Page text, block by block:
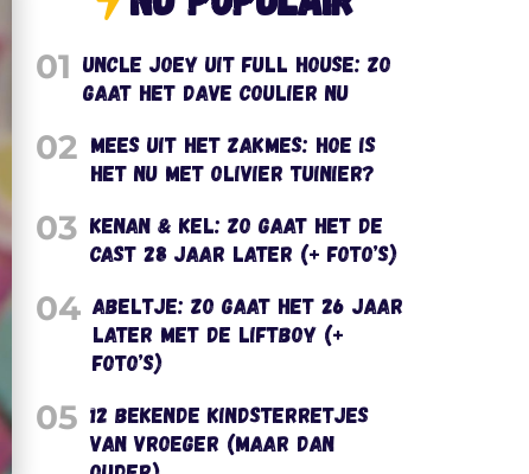
01 Uncle Joey uit Full House: zo
gaat het Dave Coulier nu
02 Mees uit het Zakmes: hoe is
het nu met Olivier Tuinier?
03 Kenan & Kel: zo gaat het de
cast 28 jaar later (+ foto’s)
04 Abeltje: zo gaat het 26 jaar
later met de liftboy (+
foto’s)
05 12 bekende kindsterretjes
van vroeger (maar dan